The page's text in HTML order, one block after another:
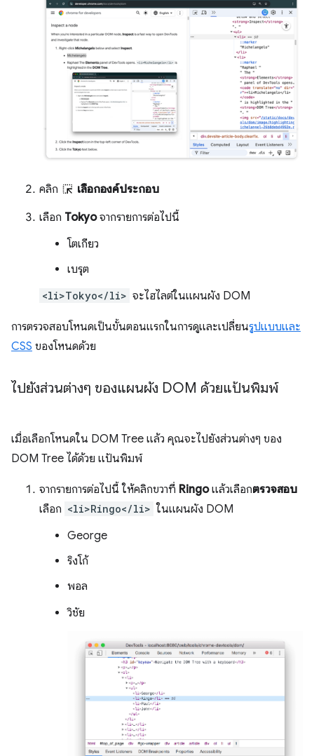
คลิก
เลือกองค์ประกอบ
เลือก Tokyoจากรายการต่อไปนี้
โตเกียว
เบรุต
<li>Tokyo</li> จะไฮไลต์ในแผนผัง DOM
การตรวจสอบโหนดเป็นขั้นตอนแรกในการดูและเปลี่ยนรูปแบบและ
CSS ของโหนดด้วย
ไปยังส่วนต่างๆ ของแผนผัง DOM ด้วยแป้นพิมพ์
เมื่อเลือกโหนดใน DOM Tree แล้ว คุณจะไปยังส่วนต่างๆ ของ
DOM Tree ได้ด้วย แป้นพิมพ์
จากรายการต่อไปนี้ ให้คลิกขวาที่ Ringoแล้วเลือกตรวจสอบ
เลือก <li>Ringo</li> ในแผนผัง DOM
George
ริงโก้
พอล
วิชัย